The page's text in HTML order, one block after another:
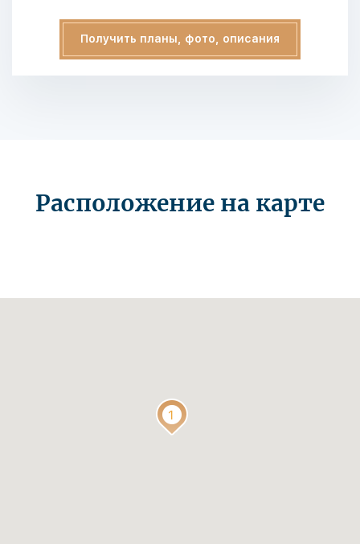
Получить планы, фото, описания
Расположение на карте